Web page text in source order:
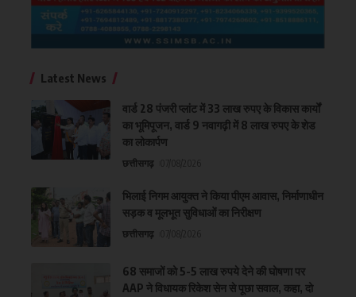
Latest News
वार्ड 28 पंजरी प्लांट में 33 लाख रुपए के विकास कार्यों
का भूमिपूजन, वार्ड 9 नवागढ़ी में 8 लाख रुपए के शेड
का लोकार्पण
छत्तीसगढ़
भिलाई निगम आयुक्त ने किया पीएम आवास, निर्माणाधीन
सड़क व मूलभूत सुविधाओं का निरीक्षण
छत्तीसगढ़
68 समाजों को 5-5 लाख रुपये देने की घोषणा पर
AAP ने विधायक रिकेश सेन से पूछा सवाल, कहा, दो